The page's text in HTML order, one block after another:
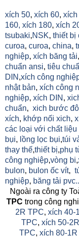
xích 50, xích 60, xích
160, xích 180, xích
tsubaki,NSK, thiết bị
curoa, curoa, china,
nghiệp, xích băng tải,
chuẩn ansi, tiêu
DIN ,xích công
nhật bản, xích công
nghiệp, xích DIN ,
chuẩn, xich bước
xích, khớp nối xich,
các loại với chất liệu
bụi, lồng lọc bụi,túi
thay thế,thiết bị,phụ
công nghiệp,vòng bi,
bulon, bulon ốc vít,
nghiệp, băng tải
Ngoài ra công ty
TPC trong công
2R TPC, xích 40-
TPC, xích 50-
TPC, xích 80-1R